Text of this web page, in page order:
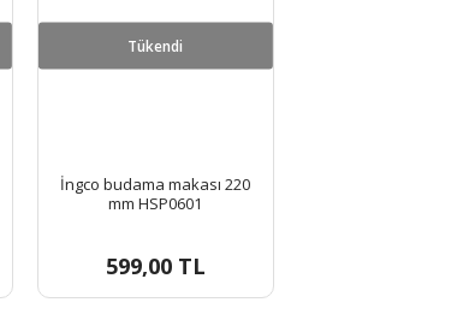
Tükendi
İngco budama makası 220
mm HSP0601
599,00 TL